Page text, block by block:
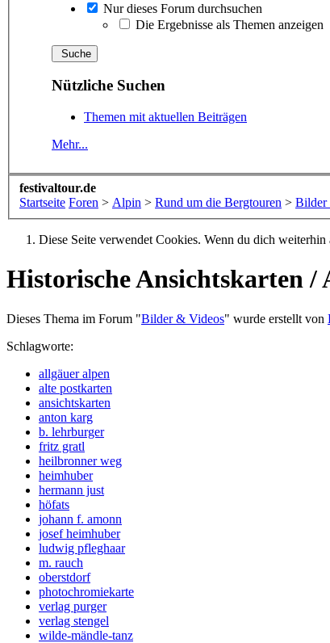
Nur dieses Forum durchsuchen
Die Ergebnisse als Themen anzeigen
Nützliche Suchen
Themen mit aktuellen Beiträgen
Mehr...
festivaltour.de
Startseite Foren > Alpin > Rund um die Bergtouren > Bilder
Diese Seite verwendet Cookies. Wenn du dich
Historische Ansichtskarten /
Dieses Thema im Forum "Bilder & Videos" wurde erstellt von
Schlagworte:
allgäuer alpen
alte postkarten
ansichtskarten
anton karg
b. lehrburger
fritz gratl
heilbronner weg
heimhuber
hermann just
höfats
johann f. amonn
josef heimhuber
ludwig pfleghaar
m. rauch
oberstdorf
photochromiekarte
verlag purger
verlag stengel
wilde-mändle-tanz